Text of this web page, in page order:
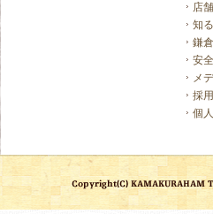
店
知
鎌
安
メ
採
個